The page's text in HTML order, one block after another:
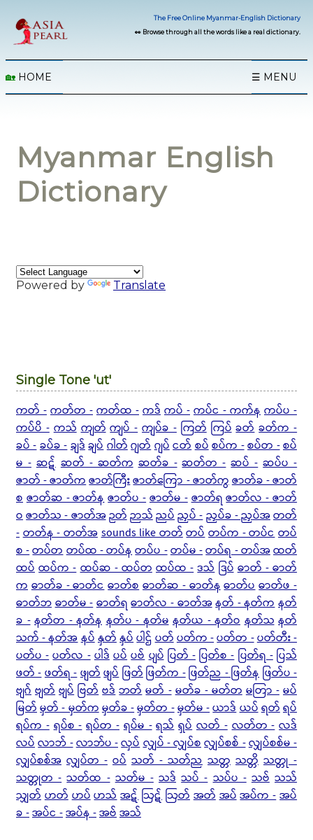
The Free Online Myanmar-English Dictionary
👀 Browse through all the words like a real dictionary.
🏡 HOME ☰ MENU
Myanmar English
Dictionary
Powered by Translate
Single Tone 'ut'
ကတ် - ကတ်တ - ကတ်ထ - ကဒ် ကပ် - ကပ်င - ကက်န ကပ်ပ -
ကပ်ပိ - ကသ် ကျတ် ကျပ် - ကျပ်ခ - ကြတ် ကြပ် ခတ် ခတ်က -
ခပ် -ခပ်ခ -ချဒ်ချပ်ဂါတ်ဂျတ်ဂျပ်ငတ်စပ်စပ်က -စပ်တ -စပ်
မ - ဆဋ် ဆတ် - ဆတ်က ဆတ်ခ - ဆတ်တ - ဆပ် - ဆပ်ပ -
ဇာတ် - ဇာတ်ကဇာတ်ကြီးဇာတ်ကြော - ဇာတ်ကွဇာတ်ခ - ဇာတ်
စဇာတ်ဆ - ဇာတ်နဇာတ်ပ -ဇာတ်မ -ဇာတ်ရ ဇာတ်လ - ဇာတ်
ဝဇာတ်သ - ဇာတ်အဉတ်ဉာသ်ညပ်ညှပ် -ညှပ်ခ - ညှပ်အတတ်
-တတ်န - တတ်အsounds like တတ်တပ်တပ်က - တပ်ငတပ်
စ -တပ်တတပ်ထ - တပ်နတပ်ပ -တပ်မ -တပ်ရ - တပ်အထတ်
ထပ် ထပ်က - ထပ်ဆ - ထပ်တ ထပ်ထ - ဒသ် ဒြပ် ဓာတ် - ဓာတ်
ကဓာတ်ခ - ဓာတ်ငဓာတ်စဓာတ်ဆ - ဓာတ်နဓာတ်ပဓာတ်ဖ -
ဓာတ်ဘဓာတ်မ -ဓာတ်ရ ဓာတ်လ - ဓာတ်အနတ် - နတ်ကနတ်
ခ - နတ်တ - နတ်န နတ်ပ - နတ်မ နတ်ယ - နတ်ဝ နတ်သ နတ်
သက် - နတ်အနပ်နှတ်နှပ်ပါဌ်ပတ်ပတ်က -ပတ်တ -ပတ်တီး -
ပတ်ပ - ပတ်လ - ပါဒ် ပပ် ပဗ် ပျပ် ပြတ် - ပြတ်စ - ပြတ်ရ - ပြသ်
ဖတ် -ဖတ်ရ -ဖျတ်ဖျပ်ဖြတ်ဖြတ်က -ဖြတ်ည - ဖြတ်နဖြတ်ပ -
ဗျဂ် ဗျတ် ဗျပ် ဗြတ် ဗဒ် ဘတ် မတ် - မတ်ခ - မတ်တ မတြာ - မပ်
မြတ်မှတ် - မှတ်ကမှတ်ခ -မှတ်တ -မှတ်မ -ယာဒ်ယပ်ရတ်ရပ်
ရပ်က - ရပ်စ - ရပ်တ - ရပ်မ - ရသ် ရှပ် လတ် - လတ်တ - လဒ်
လပ်လာဘ် -လာဘ်ပ -လှပ်လျှပ် - လျှပ်စလျှပ်စစ် -လျှပ်စစ်မ -
လျှပ်စစ်အ လျှပ်တ - ဝပ် သတ် - သတ်ည သတ္တ သတ္တိ သတ္တု -
သတ္တုတ - သတ်ထ - သတ်မ - သဒ် သပ် - သပ်ပ - သဗ် သသ်
သျှတ်ဟတ်ဟပ်ဟသ်အဋ်ဩဋ်ဩတ်အတ်အပ်အပ်က -အပ်
ခ -အပ်င -အပ်န -အဗ်အသ်